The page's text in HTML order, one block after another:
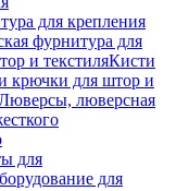
для крепления
фурнитура для
и текстиляКисти
крючки для штор и
люверсная
для
для